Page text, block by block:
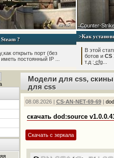
качай... Counter-
?
открыть порт (без
постоянный IP ...
>Как
В этой
ботов и CS
т.д : cfg...
Модели для css,
для css
08.08.2026 | CS-AN-NET-69-69|
скачать dod:source
Скачать с зеркала